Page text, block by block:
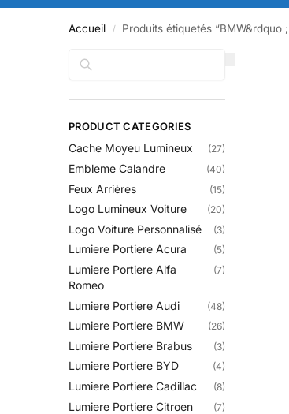
Accueil / Produits étiquetés “BMW&rdquo ;
PRODUCT CATEGORIES
Cache Moyeu Lumineux (27)
Embleme Calandre​ (40)
Feux Arrières (15)
Logo Lumineux Voiture (20)
Logo Voiture Personnalisé (3)
Lumiere Portiere Acura (5)
Lumiere Portiere Alfa
Romeo
(7)
Lumiere Portiere Audi (48)
Lumiere Portiere BMW (26)
Lumiere Portiere Brabus (3)
Lumiere Portiere BYD (4)
Lumiere Portiere Cadillac (8)
Lumiere Portiere Citroen (7)